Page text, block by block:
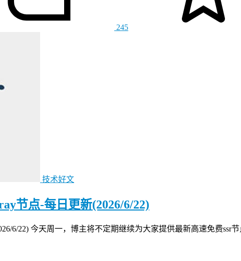
245
技术好文
节点-每日更新(2026/6/22)
6/22) 今天周一，博主将不定期继续为大家提供最新高速免费ssr